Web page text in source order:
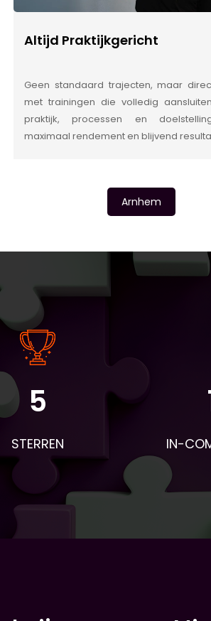
Altijd Praktijkgericht
Geen standaard trajecten, maar
met trainingen die volledig
praktijk, processen en
maximaal rendement en blijvend
Arnhem
informatie: - De instaptoets en
en woordentrainers per post
naar de eerste les en geef ze aan de
wordt een envelop verstuurd
pennen en
dat geprint moet worden: vraag
Hierin geef je aan wat
5
STERREN IN-